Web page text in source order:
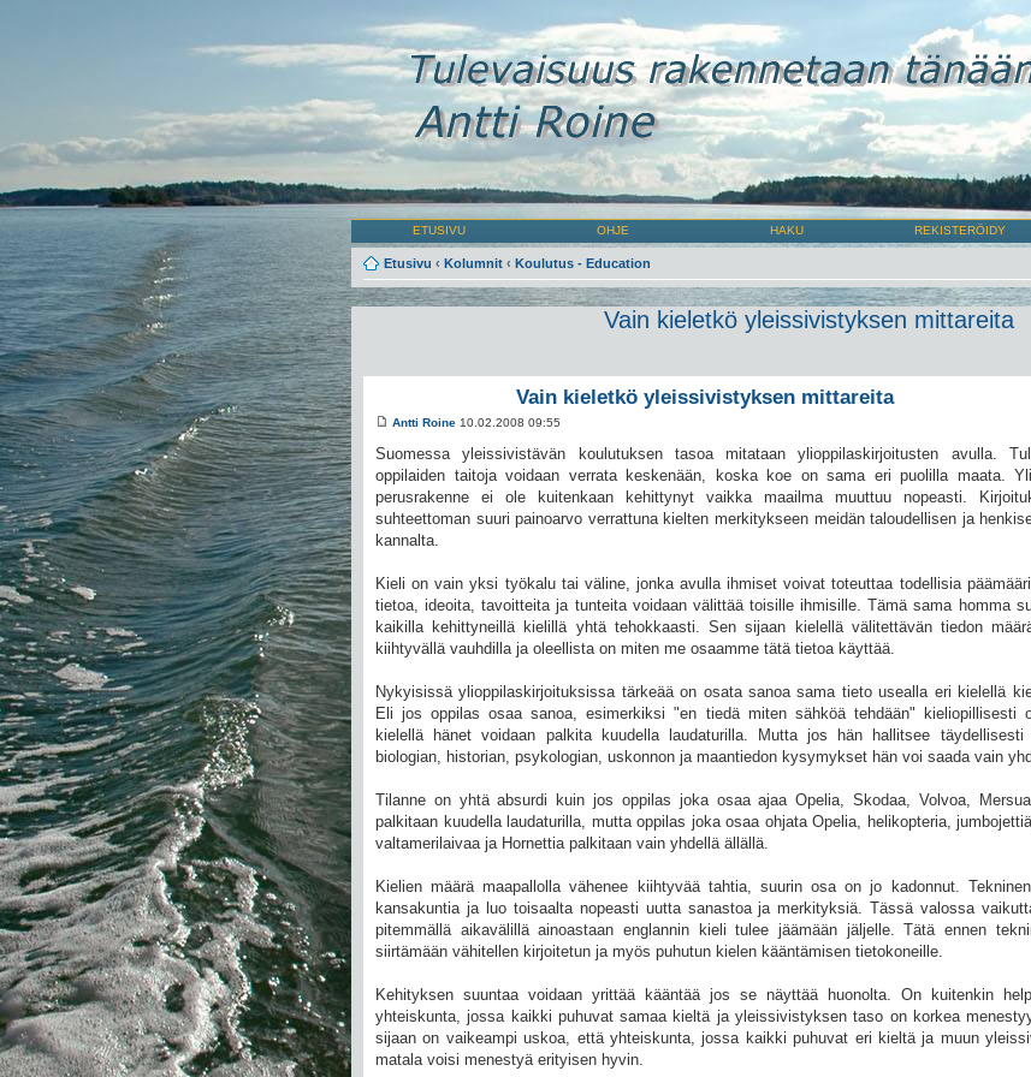
ETUSIVU OHJE HAKU REKISTERÖIDY
Etusivu ‹ Kolumnit ‹ Koulutus - Education
Vain kieletkö yleissivistyksen mittareita
Vain kieletkö yleissivistyksen mittareita
Antti Roine 10.02.2008 09:55
Suomessa yleissivistävän koulutuksen tasoa mitataan ylioppilaskirjoitusten avulla.
oppilaiden taitoja voidaan verrata keskenään, koska koe on sama eri puolilla maata.
perusrakenne ei ole kuitenkaan kehittynyt vaikka maailma muuttuu nopeasti.
suhteettoman suuri painoarvo verrattuna kielten merkitykseen meidän taloudellisen ja
kannalta.
Kieli on vain yksi työkalu tai väline, jonka avulla ihmiset voivat toteuttaa todellisia
tietoa, ideoita, tavoitteita ja tunteita voidaan välittää toisille ihmisille. Tämä sama homma
kaikilla kehittyneillä kielillä yhtä tehokkaasti. Sen sijaan kielellä välitettävän tiedon
kiihtyvällä vauhdilla ja oleellista on miten me osaamme tätä tietoa käyttää.
Nykyisissä ylioppilaskirjoituksissa tärkeää on osata sanoa sama tieto usealla eri kielellä
Eli jos oppilas osaa sanoa, esimerkiksi "en tiedä miten sähköä tehdään" kieliopillisesti
kielellä hänet voidaan palkita kuudella laudaturilla. Mutta jos hän hallitsee täydellisesti
biologian, historian, psykologian, uskonnon ja maantiedon kysymykset hän voi saada vain
Tilanne on yhtä absurdi kuin jos oppilas joka osaa ajaa Opelia, Skodaa, Volvoa,
palkitaan kuudella laudaturilla, mutta oppilas joka osaa ohjata Opelia, helikopteria,
valtamerilaivaa ja Hornettia palkitaan vain yhdellä ällällä.
Kielien määrä maapallolla vähenee kiihtyvää tahtia, suurin osa on jo kadonnut.
kansakuntia ja luo toisaalta nopeasti uutta sanastoa ja merkityksiä. Tässä valossa
pitemmällä aikavälillä ainoastaan englannin kieli tulee jäämään jäljelle. Tätä ennen
siirtämään vähitellen kirjoitetun ja myös puhutun kielen kääntämisen tietokoneille.
Kehityksen suuntaa voidaan yrittää kääntää jos se näyttää huonolta. On kuitenkin
yhteiskunta, jossa kaikki puhuvat samaa kieltä ja yleissivistyksen taso on korkea
sijaan on vaikeampi uskoa, että yhteiskunta, jossa kaikki puhuvat eri kieltä ja muun
matala voisi menestyä erityisen hyvin.